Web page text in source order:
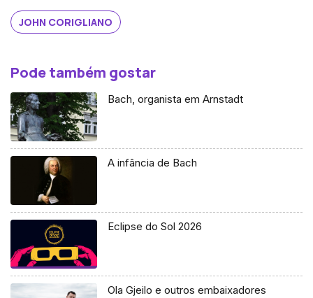
JOHN CORIGLIANO
Pode também gostar
Bach, organista em Arnstadt
A infância de Bach
Eclipse do Sol 2026
Ola Gjeilo e outros embaixadores